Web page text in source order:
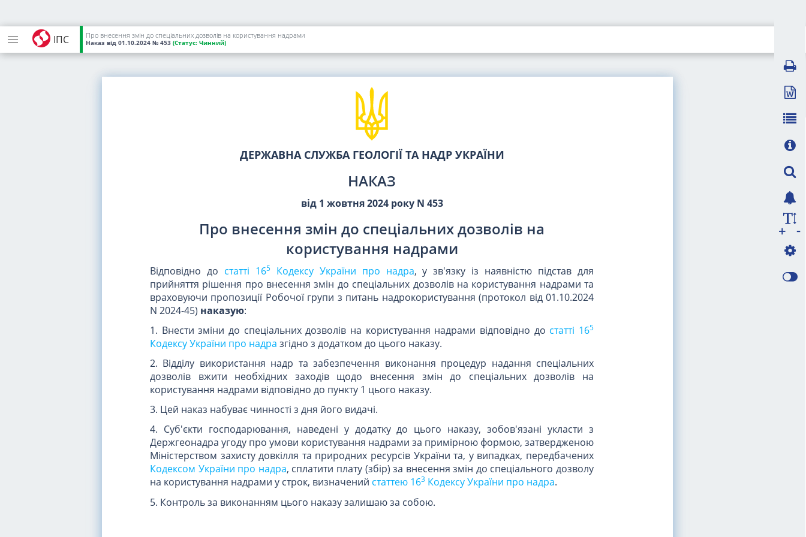
ІПС Про внесення змін до спеціальних дозволів на користування надрами
Наказ від 01.10.2024 № 453 (Статус: Чинний)
ДЕРЖАВНА СЛУЖБА ГЕОЛОГІЇ ТА НАДР УКРАЇНИ
НАКАЗ
від 1 жовтня 2024 року N 453
Про внесення змін до спеціальних дозволів на
користування надрами
Відповідно до статті 165 Кодексу України про надра, у зв'язку із наявністю підстав для
прийняття рішення про внесення змін до спеціальних дозволів на користування надрами та
враховуючи пропозиції Робочої групи з питань надрокористування (протокол від 01.10.2024
N 2024-45) наказую:
1. Внести зміни до спеціальних дозволів на користування надрами відповідно до статті 165
Кодексу України про надра згідно з додатком до цього наказу.
2. Відділу використання надр та забезпечення виконання процедур надання спеціальних
дозволів вжити необхідних заходів щодо внесення змін до спеціальних дозволів на
користування надрами відповідно до пункту 1 цього наказу.
3. Цей наказ набуває чинності з дня його видачі.
4. Суб'єкти господарювання, наведені у додатку до цього наказу, зобов'язані укласти з
Держгеонадра угоду про умови користування надрами за примірною формою, затвердженою
Міністерством захисту довкілля та природних ресурсів України та, у випадках, передбачених
Кодексом України про надра, сплатити плату (збір) за внесення змін до спеціального дозволу
на користування надрами у строк, визначений статтею 163 Кодексу України про надра.
5. Контроль за виконанням цього наказу залишаю за собою.
-
+